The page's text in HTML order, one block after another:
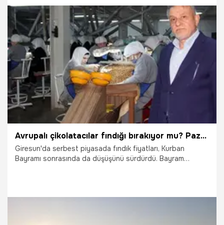
2.06.2026 Gündem
Avrupalı çikolatacılar fındığı bırakıyor mu? Pazar büyük risk altında! Fiyatlar bir anda düştü
Giresun'da serbest piyasada fındık fiyatları, Kurban
Bayramı sonrasında da düşüşünü sürdürdü. Bayram